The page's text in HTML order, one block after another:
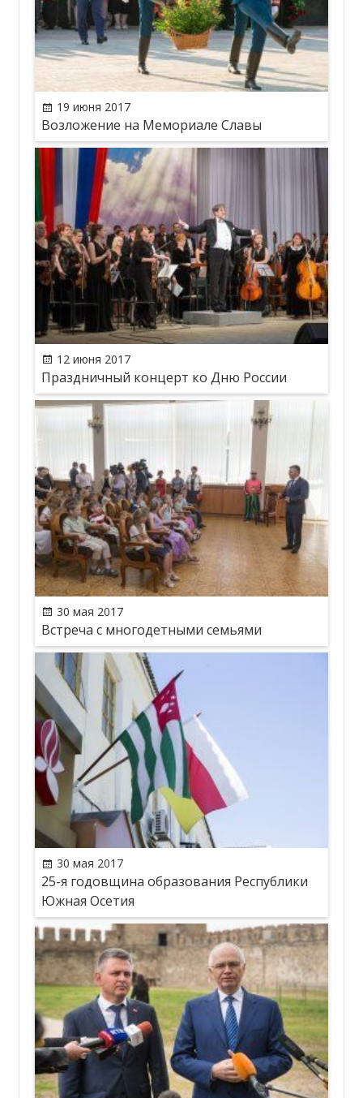
19 июня 2017
Возложение на Мемориале Славы
12 июня 2017
Праздничный концерт ко Дню России
30 мая 2017
Встреча с многодетными семьями
30 мая 2017
25-я годовщина образования Республики
Южная Осетия